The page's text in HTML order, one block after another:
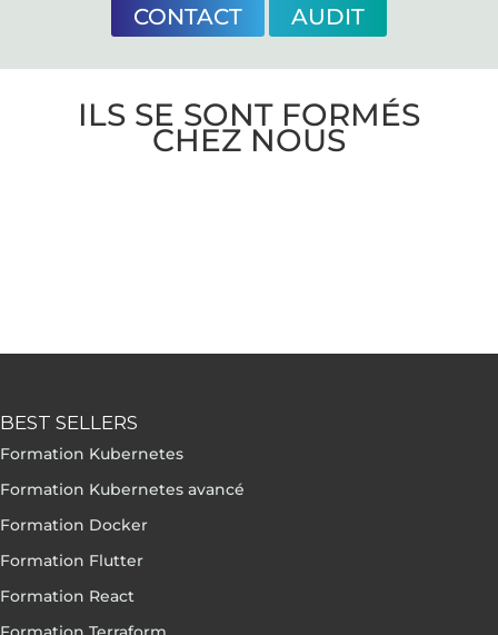
CONTACT AUDIT
ILS SE SONT FORMÉS
CHEZ NOUS
BEST SELLERS
Formation Kubernetes
Formation Kubernetes avancé
Formation Docker
Formation Flutter
Formation React